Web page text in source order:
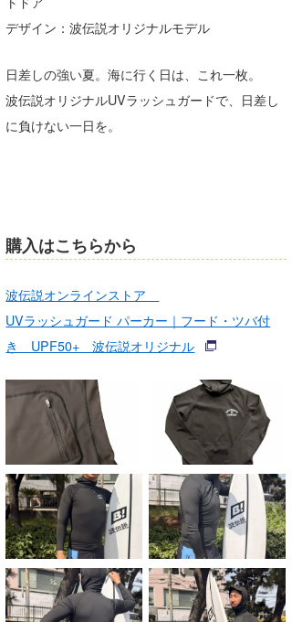
デザイン：波伝説オリジナルモデル
日差しの強い夏。海に行く日は、これ一枚。
波伝説オリジナルUVラッシュガードで、日差し
に負けない一日を。
購入はこちらから
波伝説オンラインストア
UVラッシュガード パーカー｜フード・ツバ付
き UPF50+ 波伝説オリジナル